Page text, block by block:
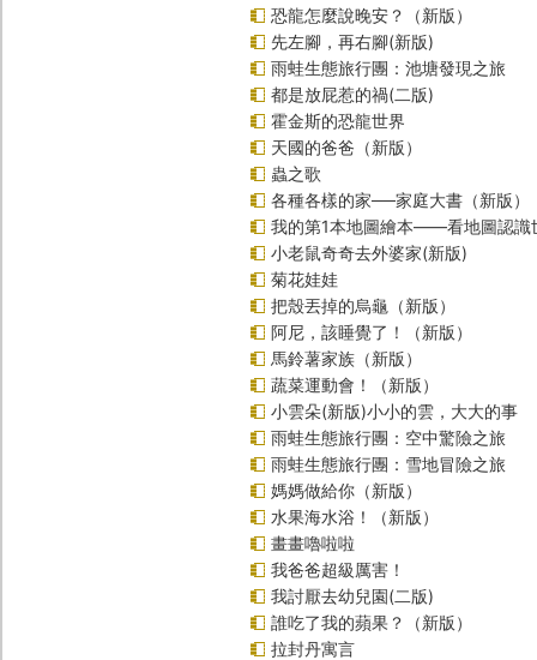
恐龍怎麼說晚安？（新版）
先左腳，再右腳(新版)
雨蛙生態旅行團：池塘發現之旅
都是放屁惹的禍(二版)
霍金斯的恐龍世界
天國的爸爸（新版）
蟲之歌
各種各樣的家──家庭大書（新版）
我的第1本地圖繪本――看地圖認識
小老鼠奇奇去外婆家(新版)
菊花娃娃
把殼丟掉的烏龜（新版）
阿尼，該睡覺了！（新版）
馬鈴薯家族（新版）
蔬菜運動會！（新版）
小雲朵(新版)小小的雲，大大的事
雨蛙生態旅行團：空中驚險之旅
雨蛙生態旅行團：雪地冒險之旅
媽媽做給你（新版）
水果海水浴！（新版）
畫畫嚕啦啦
我爸爸超級厲害！
我討厭去幼兒園(二版)
誰吃了我的蘋果？（新版）
拉封丹寓言